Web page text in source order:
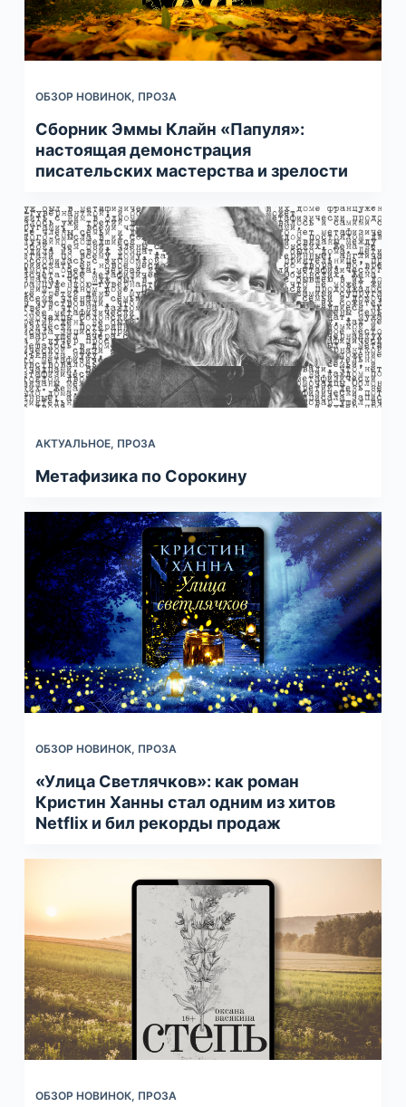
ОБЗОР НОВИНОК, ПРОЗА
Сборник Эммы Клайн «Папуля»:
настоящая демонстрация
писательских мастерства и зрелости
АКТУАЛЬНОЕ, ПРОЗА
Метафизика по Сорокину
ОБЗОР НОВИНОК, ПРОЗА
«Улица Светлячков»: как роман
Кристин Ханны cтал одним из хитов
Netflix и бил рекорды продаж
ОБЗОР НОВИНОК, ПРОЗА